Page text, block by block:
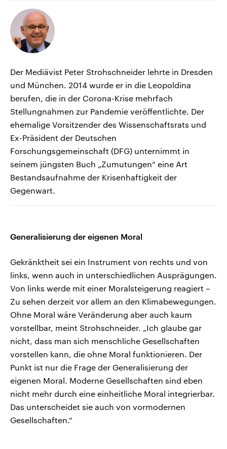
Der Mediävist Peter Strohschneider lehrte in Dresden
und München. 2014 wurde er in die Leopoldina
berufen, die in der Corona-Krise mehrfach
Stellungnahmen zur Pandemie veröffentlichte. Der
ehemalige Vorsitzender des Wissenschaftsrats und
Ex-Präsident der Deutschen
Forschungsgemeinschaft (DFG) unternimmt in
seinem jüngsten Buch „Zumutungen“ eine Art
Bestandsaufnahme der Krisenhaftigkeit der
Gegenwart.
Generalisierung der eigenen Moral
Gekränktheit sei ein Instrument von rechts und von
links, wenn auch in unterschiedlichen Ausprägungen.
Von links werde mit einer Moralsteigerung reagiert –
Zu sehen derzeit vor allem an den Klimabewegungen.
Ohne Moral wäre Veränderung aber auch kaum
vorstellbar, meint Strohschneider. „Ich glaube gar
nicht, dass man sich menschliche Gesellschaften
vorstellen kann, die ohne Moral funktionieren. Der
Punkt ist nur die Frage der Generalisierung der
eigenen Moral. Moderne Gesellschaften sind eben
nicht mehr durch eine einheitliche Moral integrierbar.
Das unterscheidet sie auch von vormodernen
Gesellschaften.“